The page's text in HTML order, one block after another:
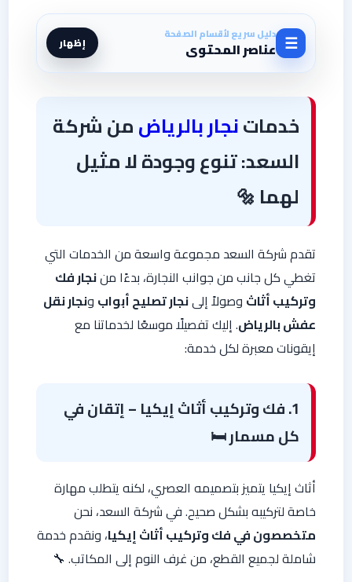
☰ دليل سريع لأقسام الصفحة
عناصر المحتوى إظهار
خدماتنجار بالرياضمن شركة
السعد: تنوع وجودة لا مثيل
لهما 🔩
تقدم شركة السعد مجموعة واسعة من الخدمات التي
تغطي كل جانب من جوانب النجارة، بدءًا مننجار فك
وتركيب أثاث وصولاً إلىنجار تصليح أبواب ونجار نقل
عفش بالرياض. إليك تفصيلًا موسعًا لخدماتنا مع
إيقونات معبرة لكل خدمة:
1. فك وتركيب أثاث إيكيا – إتقان في
كل مسمار 🛏️
أثاث إيكيا يتميز بتصميمه العصري، لكنه يتطلب مهارة
خاصة لتركيبه بشكل صحيح. في شركة السعد، نحن
متخصصون في فك وتركيب أثاث إيكيا، ونقدم خدمة
شاملة لجميع القطع، من غرف النوم إلى المكاتب. 🔧